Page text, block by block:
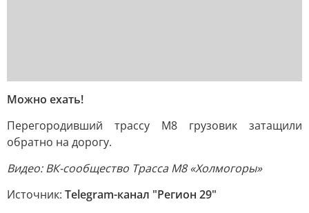
Можно ехать!
Перегородивший трассу М8 грузовик затащили
обратно на дорогу.
Видео: ВК-сообщество Трасса М8 «Холмогоры»
Источник: Telegram-канал "Регион 29"